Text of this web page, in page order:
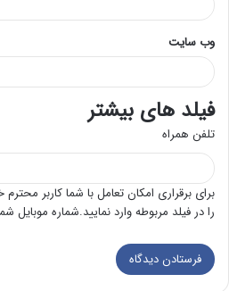
وب‌ سایت
فیلد های بیشتر
تلفن همراه
برای برقراری امکان تعامل با شما کاربر
را در فیلد مربوطه وارد نمایید.شماره